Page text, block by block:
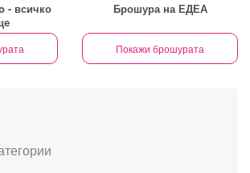
- всичко
Брошура на ЕДЕА
Покажи брошурата